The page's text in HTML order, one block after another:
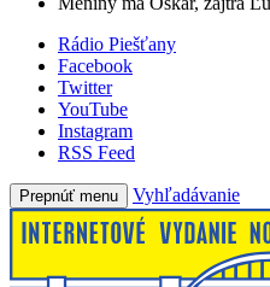
Rádio Piešťany
Facebook
Twitter
YouTube
Instagram
RSS Feed
Prepnúť menu Vyhľadávanie